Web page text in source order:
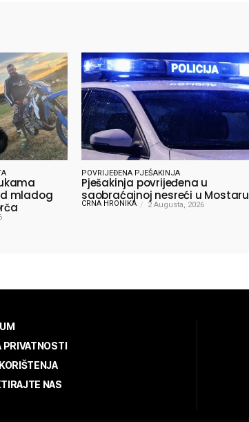
mladog
POVRIJEĐENA PJEŠAKINJA
Pješakinja povrijeđena u
saobraćajnoj nesreći u Mostaru
CRNA HRONIKA 2 Augusta, 2026
PRIVATNOSTI
NAS